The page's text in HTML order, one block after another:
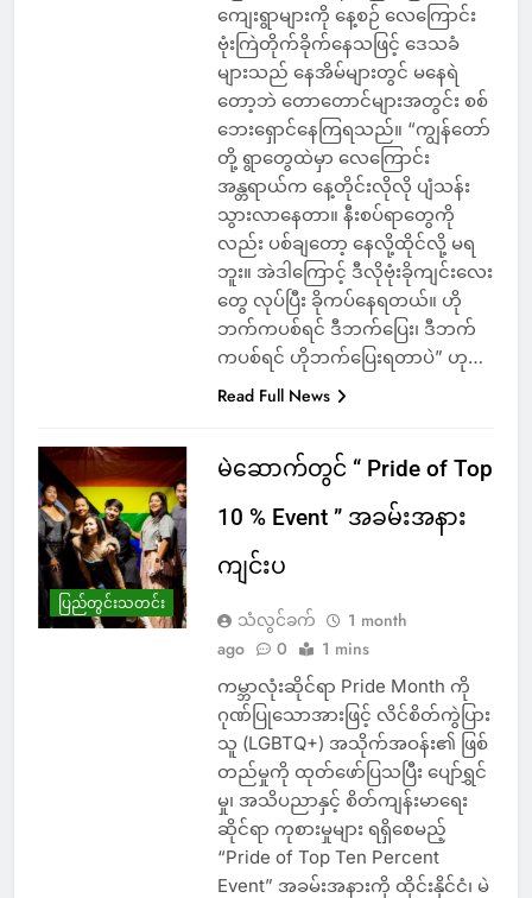
ကျေးရွာများကို နေ့စဉ် လေကြောင်း
ဗုံးကြဲတိုက်ခိုက်နေသဖြင့် ဒေသခံ
များသည် နေအိမ်များတွင် မနေရဲ
တော့ဘဲ တောတောင်များအတွင်း စစ်
ဘေးရှောင်နေကြရသည်။ “ကျွန်တော်
တို့ ရွာတွေထဲမှာ လေကြောင်း
အန္တရာယ်က နေ့တိုင်းလိုလို ပျံသန်း
သွားလာနေတာ။ နီးစပ်ရာတွေကို
လည်း ပစ်ချတော့ နေလို့ထိုင်လို့ မရ
ဘူး။ အဲဒါကြောင့် ဒီလိုဗုံးခိုကျင်းလေး
တွေ လုပ်ပြီး ခိုကပ်နေရတယ်။ ဟို
ဘက်ကပစ်ရင် ဒီဘက်ပြေး၊ ဒီဘက်
ကပစ်ရင် ဟိုဘက်ပြေးရတာပဲ” ဟု…
Read Full News
ပြည်တွင်းသတင်း
မဲဆောက်တွင် “ Pride of Top
10 % Event ” အခမ်းအနား
ကျင်းပ
သံလွင်ခက်
1 month
ago
0 1 mins
ကမ္ဘာလုံးဆိုင်ရာ Pride Month ကို
ဂုဏ်ပြုသောအားဖြင့် လိင်စိတ်ကွဲပြား
သူ (LGBTQ+) အသိုက်အဝန်း၏ ဖြစ်
တည်မှုကို ထုတ်ဖော်ပြသပြီး ပျော်ရွှင်
မှု၊ အသိပညာနှင့် စိတ်ကျန်းမာရေး
ဆိုင်ရာ ကုစားမှုများ ရရှိစေမည့်
“Pride of Top Ten Percent
Event” အခမ်းအနားကို ထိုင်းနိုင်ငံ၊ မဲ